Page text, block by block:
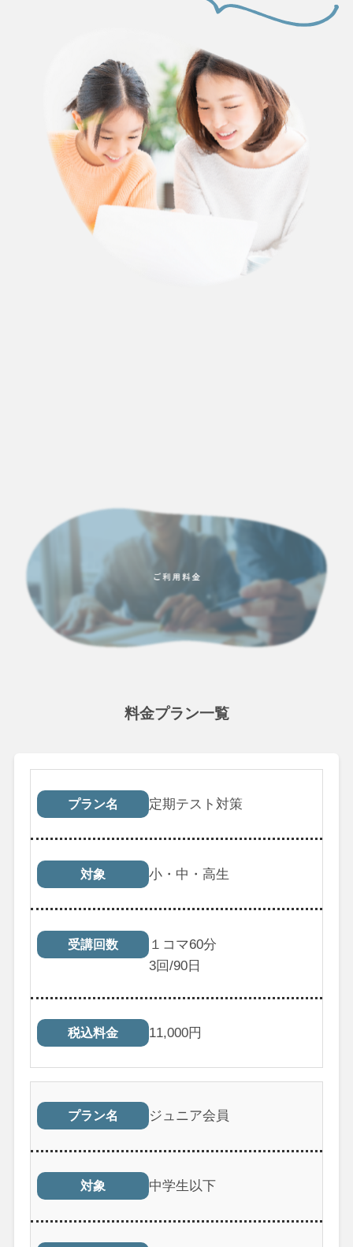
料金プラン一覧
プラン名 対象 受講回数
プラン名 定期テスト対策
対象 小・中・高生
受講回数
１コマ60分
3回/90日
税込料金 11,000円
プラン名 ジュニア会員
対象 中学生以下